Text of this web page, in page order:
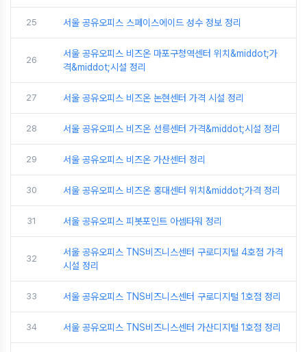
25 서울 공유오피스 스페이스에이드 성수 정보 정리
26
서울 공유오피스 비즈온 마포구청역센터 위치&middot;가
격&middot;시설 정리
27 서울 공유오피스 비즈온 논현센터 가격 시설 정리
28 서울 공유오피스 비즈온 선릉센터 가격&middot;시설 정리
29 서울 공유오피스 비즈온 가산센터 정리
30 서울 공유오피스 비즈온 홍대센터 위치&middot;가격 정리
31 서울 공유오피스 피봇포인트 아셈타워 정리
32
서울 공유오피스 TNS비즈니스센터 구로디지털 4호점 가격
시설 정리
33 서울 공유오피스 TNS비즈니스센터 구로디지털 1호점 정리
34 서울 공유오피스 TNS비즈니스센터 가산디지털 1호점 정리